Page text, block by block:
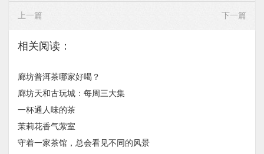
上一篇 下一篇
相关阅读：
廊坊普洱茶哪家好喝？
廊坊天和古玩城：每周三大集
一杯通人味的茶
茉莉花香气萦室
守着一家茶馆，总会看见不同的风景